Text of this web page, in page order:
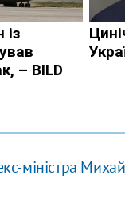
міністра